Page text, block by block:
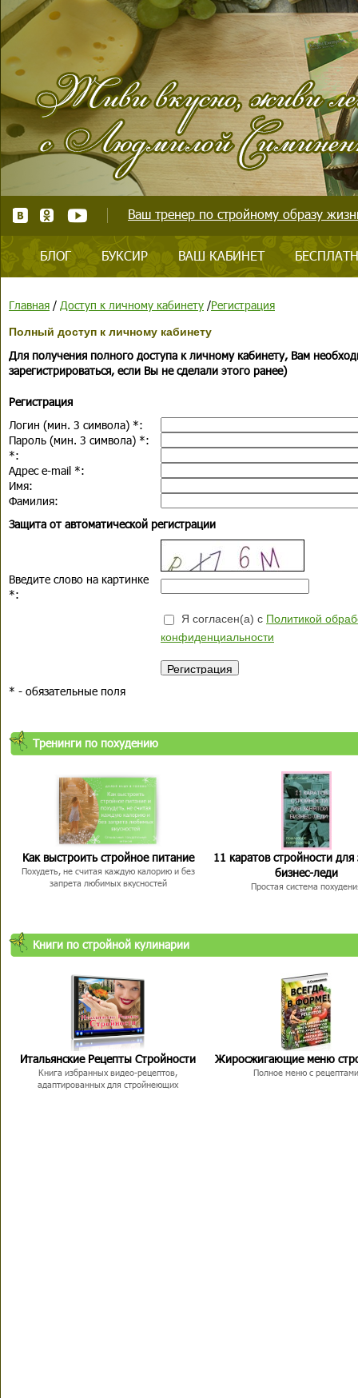
Ваш тренер по стройному образу
БЛОГ БУКСИР ВАШ КАБИНЕТ
Главная / Доступ к личному кабинету /Регистрация
Полный доступ к личному кабинету
Для получения полного доступа к личному кабинету, Вам
зарегистрироваться, если Вы не сделали этого ранее)
Регистрация
Логин (мин. 3 символа) *:
Пароль (мин. 3 символа) *:
*:
Адрес e-mail *:
Имя:
Фамилия:
Защита от автоматической регистрации
Введите слово на картинке
*:
Я согласен(а) с Политикой
конфиденциальности
* - обязательные поля
Тренинги по похудению
Как выстроить стройное питание
Похудеть, не считая каждую калорию и без
запрета любимых вкусностей
11 каратов стройности для
бизнес-леди
Простая система
Книги по стройной кулинарии
Итальянские Рецепты Стройности
Книга избранных видео-рецептов,
адаптированных для стройнеющих
Жиросжигающие меню
Полное меню с рецептами